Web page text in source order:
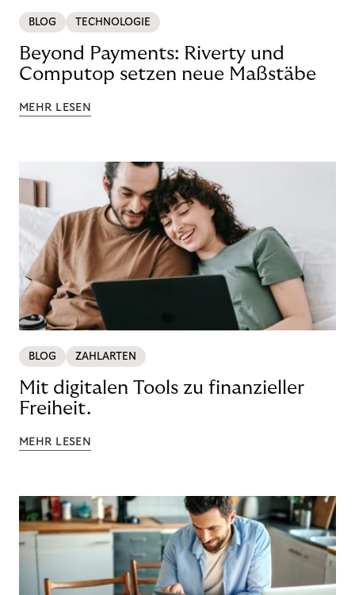
BLOG TECHNOLOGIE
Beyond Payments: Riverty und
Computop setzen neue Maßstäbe
MEHR LESEN
BLOG ZAHLARTEN
Mit digitalen Tools zu finanzieller
Freiheit.
MEHR LESEN